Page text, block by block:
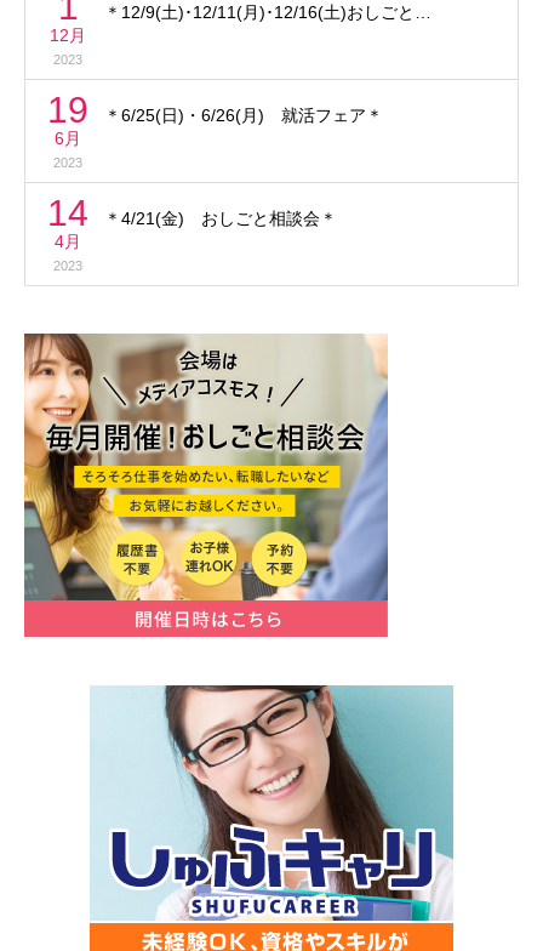
12月
2023
＊12/9(土)･12/11(月)･12/16(土)おしごと…
19
6月
2023
＊6/25(日)・6/26(月) 就活フェア＊
14
4月
2023
＊4/21(金) おしごと相談会＊